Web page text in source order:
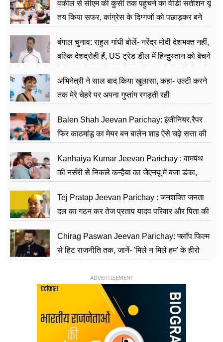
वकील से सीएम की कुर्सी तक पहुंचने का वीडी सतीशन यूं
तय किया सफर, कांग्रेस के दिग्गजों को पछाड़कर बने
बंगाल चुनाव: राहुल गांधी बोलें- नरेंद्र मोदी देशभक्त नहीं,
बल्कि देशद्रोही हैं, US ट्रेड डील में हिन्दुस्तान को बेचने
अभिनेत्री ने साल बाद किया खुलासा, कहा- उल्टी करने
तक मेरे चेहरे पर अपना गुप्तांग रगड़ती रही
Balen Shah Jeevan Parichay: इंजीनियर,रैपर
फिर काठमांडू का मेयर बन बालेन शाह ऐसे चढ़े सत्ता की
Kanhaiya Kumar Jeevan Parichay : वामपंथ
की नर्सरी से निकले कन्हैया का जेएनयू में बजा डंका,
Tej Pratap Jeevan Parichay : जनशक्ति जनता
दल का गठन कर तेज प्रताप यादव परिवार और पिता की
Chirag Paswan Jeevan Parichay: फ्लॉप फिल्म
से हिट राजनीति तक, जानें- 'मिले न मिले हम' के हीरो
ADVERTISEMENT